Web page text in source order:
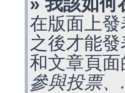
» 我該如何
在版面上
之後才能
和文章頁
參與投票